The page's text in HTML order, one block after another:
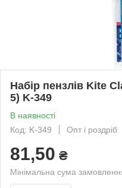
Набір пензлів Kite
5) K-349
В наявності
Код: K-349
Опт і роздріб
81,50 ₴
Мінімальна сума